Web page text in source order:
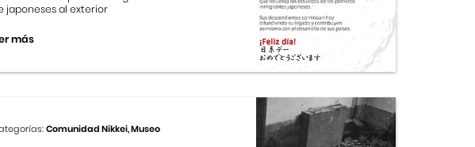
japoneses al exterior
más
Comunidad Nikkei, Museo